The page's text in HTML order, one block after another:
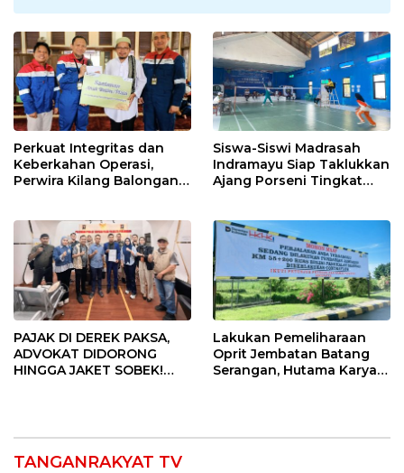
Perkuat Integritas dan
Keberkahan Operasi,
Perwira Kilang Balongan
Siswa-Siswi Madrasah
Indramayu Siap Taklukkan
Ajang Porseni Tingkat
PAJAK DI DEREK PAKSA,
ADVOKAT DIDORONG
HINGGA JAKET SOBEK!
Lakukan Pemeliharaan
Oprit Jembatan Batang
Serangan, Hutama Karya
TANGANRAKYAT TV